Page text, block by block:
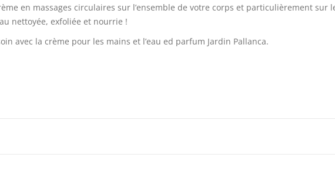
en massages circulaires sur l’ensemble de votre corps et particulièrement sur
nettoyée, exfoliée et nourrie !
avec la crème pour les mains et l’eau ed parfum Jardin Pallanca.